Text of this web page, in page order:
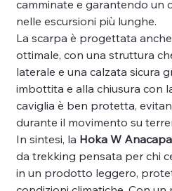
camminate e garantendo un
nelle escursioni più lunghe.
La scarpa è progettata
ottimale, con una struttura
laterale e una calzata sicura
imbottita e alla chiusura con
caviglia è ben protetta,
durante il movimento su
In sintesi, la Hoka W
da trekking pensata per chi
in un prodotto leggero,